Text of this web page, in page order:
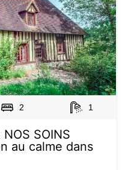
2 1
NOS SOINS
au calme dans